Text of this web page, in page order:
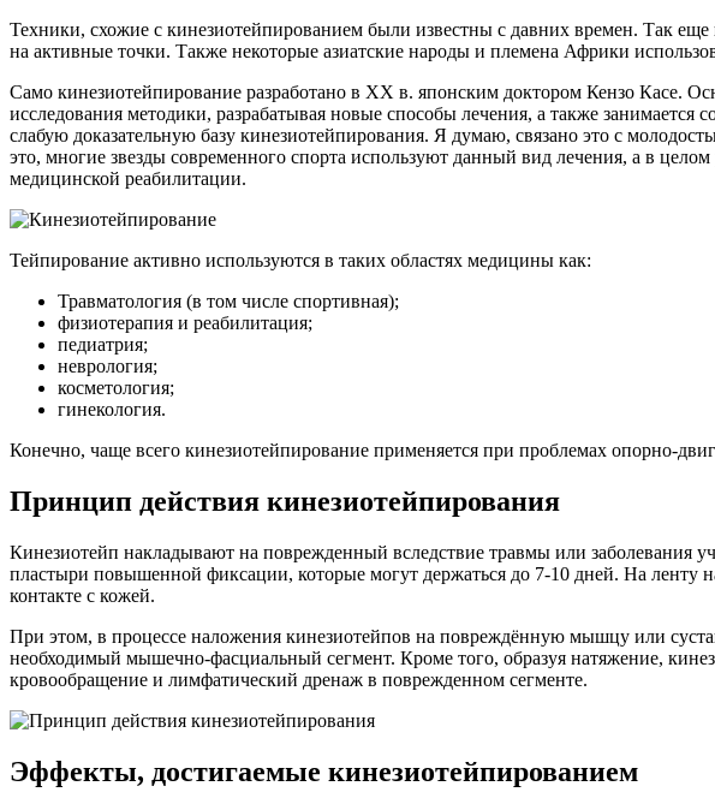
Техники, схожие с кинезиотейпированием были известны с давних времен. Так
на активные точки. Также некоторые азиатские народы и племена Африки
Само кинезиотейпирование разработано в XX в. японским доктором Кензо Касе.
исследования методики, разрабатывая новые способы лечения, а также
слабую доказательную базу кинезиотейпирования. Я думаю, связано это с
это, многие звезды современного спорта используют данный вид лечения, а в
медицинской реабилитации.
Тейпирование активно используются в таких областях медицины как:
Травматология (в том числе спортивная);
физиотерапия и реабилитация;
педиатрия;
неврология;
косметология;
гинекология.
Конечно, чаще всего кинезиотейпирование применяется при проблемах опорно-
Принцип действия кинезиотейпирования
Кинезиотейп накладывают на поврежденный вследствие травмы или заболевания
пластыри повышенной фиксации, которые могут держаться до 7-10 дней. На ленту
контакте с кожей.
При этом, в процессе наложения кинезиотейпов на повреждённую мышцу или
необходимый мышечно-фасциальный сегмент. Кроме того, образуя натяжение,
кровообращение и лимфатический дренаж в поврежденном сегменте.
Эффекты, достигаемые кинезиотейпированием